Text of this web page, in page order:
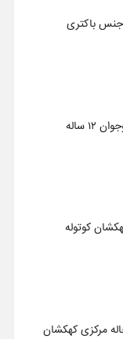
جنس باکتری
کشف ۲ سیارک جدید توسط نوجوان ۱۲ ساله
کوتوله
مرکزی کهکشان